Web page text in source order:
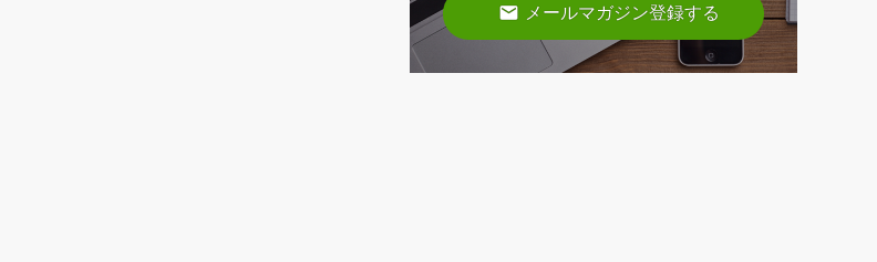
email メールマガジン登録する